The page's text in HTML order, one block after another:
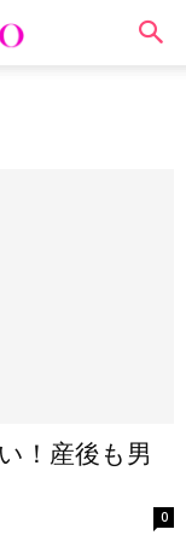
！産後も男
0